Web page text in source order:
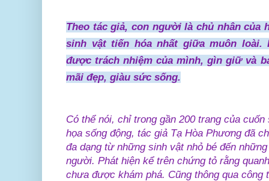
Theo tác giả, con người là chủ nhân của
sinh vật tiến hóa nhất giữa muôn loài.
được trách nhiệm của mình, gìn giữ và
mãi đẹp, giàu sức sống.
Có thể nói, chỉ trong gần 200 trang của
họa sống động, tác giả Tạ Hòa Phương đã
đa dạng từ những sinh vật nhỏ bé đến
người. Phát hiện kể trên chứng tỏ rằng
chưa được khám phá. Cũng thông qua